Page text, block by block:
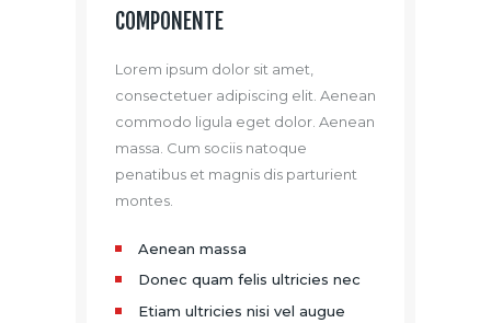
COMPONENTE
Lorem ipsum dolor sit amet,
consectetuer adipiscing elit. Aenean
commodo ligula eget dolor. Aenean
massa. Cum sociis natoque
penatibus et magnis dis parturient
montes.
Aenean massa
Donec quam felis ultricies nec
Etiam ultricies nisi vel augue